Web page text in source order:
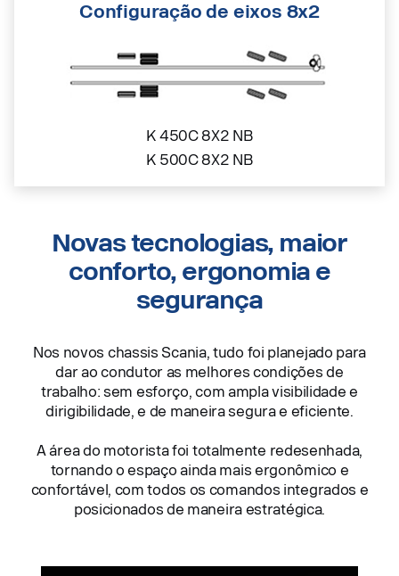
Configuração de eixos 8x2
K 450C 8X2 NB
K 500C 8X2 NB
Novas tecnologias, maior
conforto, ergonomia e
segurança
Nos novos chassis Scania, tudo foi planejado para
dar ao condutor as melhores condições de
trabalho: sem esforço, com ampla visibilidade e
dirigibilidade, e de maneira segura e eficiente.
A área do motorista foi totalmente redesenhada,
tornando o espaço ainda mais ergonômico e
confortável, com todos os comandos integrados e
posicionados de maneira estratégica.